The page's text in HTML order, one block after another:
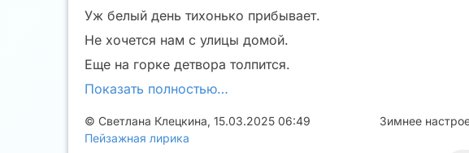
Уж белый день тихонько прибывает.
Не хочется нам с улицы домой.
Еще на горке детвора толпится.
Показать полностью…
© Светлана Клецкина, 15.03.2025 06:49
Пейзажная лирика
Зимнее